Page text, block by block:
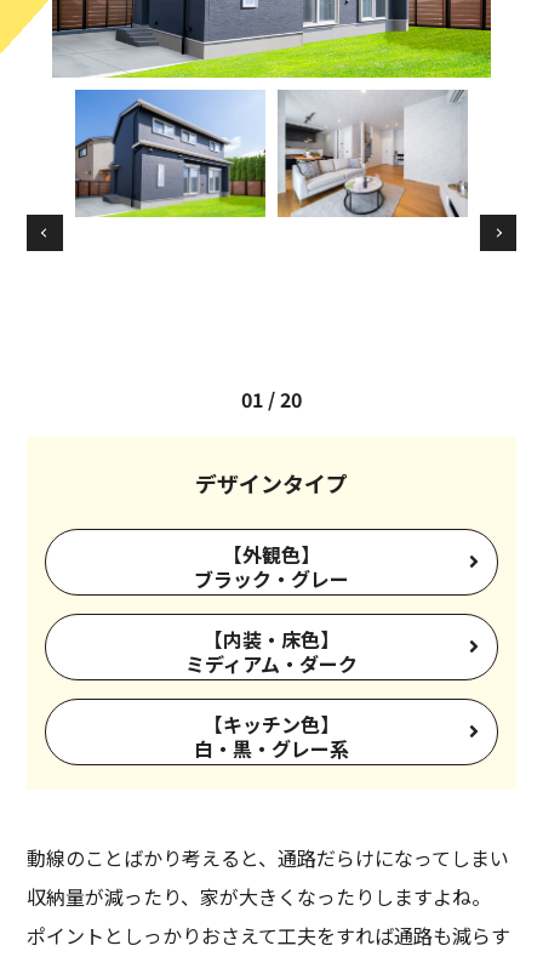
01 /20
デザインタイプ
【外観色】
ブラック・グレー
【内装・床色】
ミディアム・ダーク
【キッチン色】
白・黒・グレー系
動線のことばかり考えると、通路だらけになってしまい
収納量が減ったり、家が大きくなったりしますよね。
ポイントとしっかりおさえて工夫をすれば通路も減らす